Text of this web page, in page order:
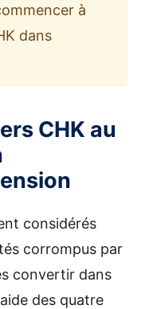
à
dans
CHK au
considérés
corrompus par
convertir dans
des quatre